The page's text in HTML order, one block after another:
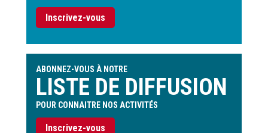
Inscrivez-vous
ABONNEZ-VOUS À NOTRE
LISTE DE DIFFUSION
POUR CONNAITRE NOS ACTIVITÉS
Inscrivez-vous